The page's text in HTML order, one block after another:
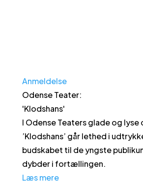
Anmeldelse
Odense Teater:
'Klodshans'
I Odense Teaters glade og
’Klodshans’ går lethed i
budskabet til de yngste
dybder i fortællingen.
Læs mere